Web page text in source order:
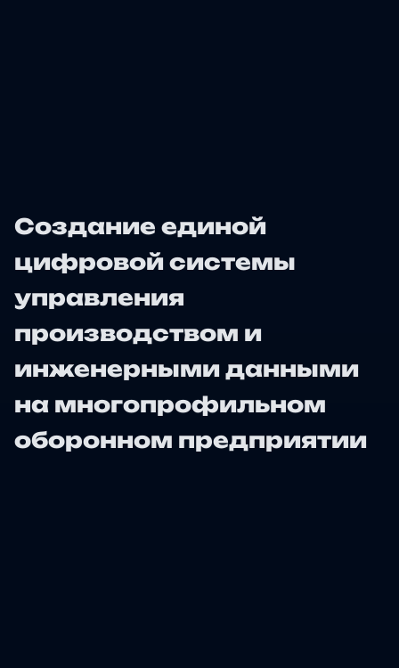
Создание единой
цифровой системы
управления
производством и
инженерными данными
на многопрофильном
оборонном предприятии